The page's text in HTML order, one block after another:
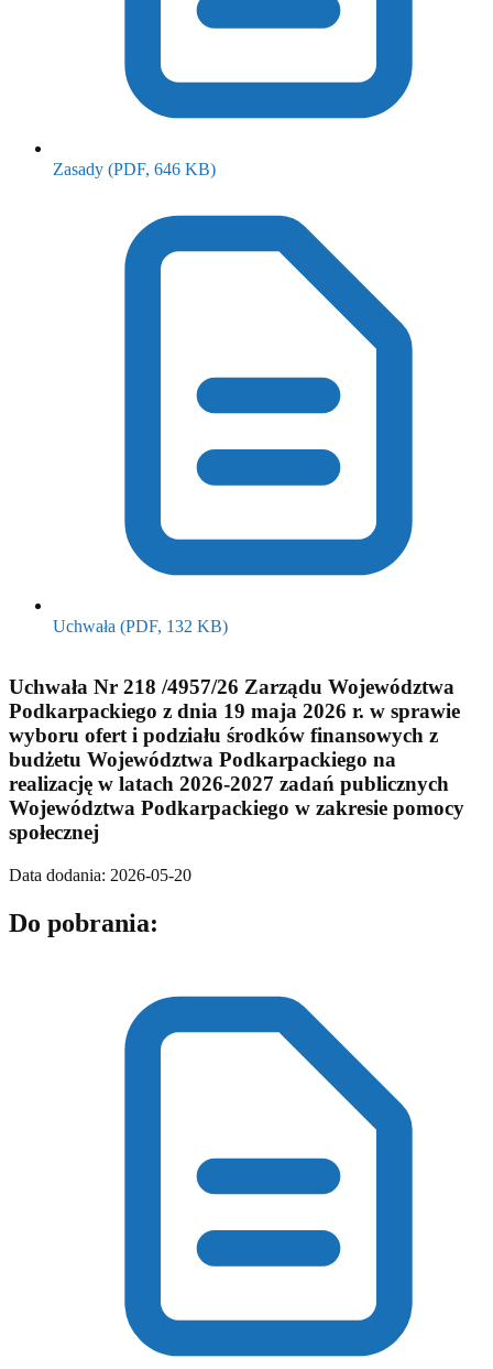
Zasady (PDF, 646 KB)(otwiera się w nowym oknie)
Uchwała (PDF, 132 KB)(otwiera się w nowym oknie)
Uchwała Nr 218 /4957/26 Zarządu Województwa
Podkarpackiego z dnia 19 maja 2026 r. w sprawie
wyboru ofert i podziału środków finansowych z
budżetu Województwa Podkarpackiego na
realizację w latach 2026-2027 zadań publicznych
Województwa Podkarpackiego w zakresie pomocy
społecznej
Data dodania: 2026-05-20
Do pobrania: